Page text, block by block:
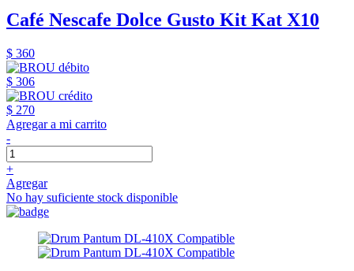
Café Nescafe Dolce Gusto Kit Kat X10
$ 360
$ 306
$ 270
Agregar a mi carrito
-
+
Agregar
No hay suficiente stock disponible